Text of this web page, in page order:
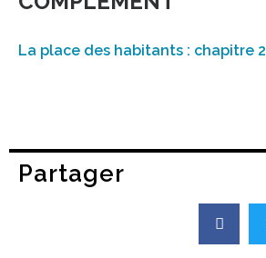
La place des habitants : chapitre 2
Partager